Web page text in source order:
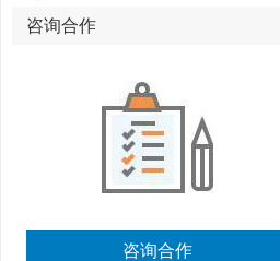
咨询合作
咨询合作